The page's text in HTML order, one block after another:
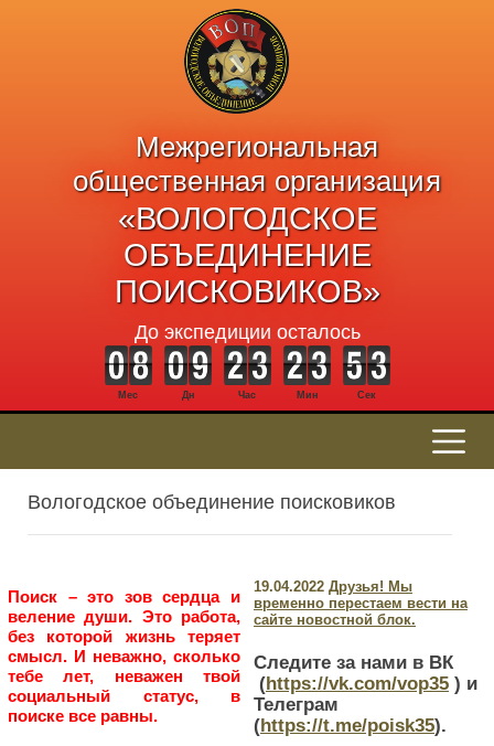
Межрегиональная
общественная организация
«ВОЛОГОДСКОЕ
ОБЪЕДИНЕНИЕ
ПОИСКОВИКОВ»
До экспедиции осталось
Мес Дн Час Мин Сек
Вологодское объединение поисковиков
Поиск – это зов сердца и
веление души. Это работа,
без которой жизнь теряет
смысл. И неважно, сколько
тебе лет, неважен твой
социальный статус, в
поиске все равны.
19.04.2022 Друзья! Мы
временно перестаем вести на
сайте новостной блок.
Следите за нами в ВК
(https://vk.com/vop35 ) и
Телеграм
(https://t.me/poisk35).